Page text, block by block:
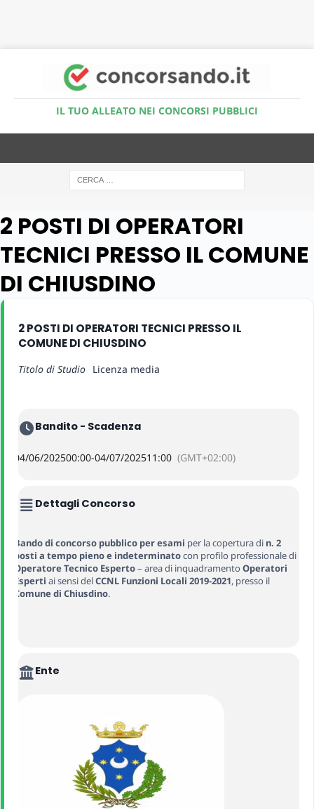
IL TUO ALLEATO NEI CONCORSI PUBBLICI
2 POSTI DI OPERATORI
TECNICI PRESSO IL COMUNE
DI CHIUSDINO
2 POSTI DI OPERATORI TECNICI PRESSO IL
COMUNE DI CHIUSDINO
Titolo di Studio Licenza media
Bandito - Scadenza
04/06/202500:00-04/07/202511:00 (GMT+02:00)
Dettagli Concorso
Bando di concorso pubblico per esami per la copertura di n. 2
posti a tempo pieno e indeterminatocon profilo professionale di
Operatore Tecnico Esperto– area di inquadramento Operatori
Esperti ai sensi delCCNL Funzioni Locali 2019-2021, presso il
Comune di Chiusdino.
Ente